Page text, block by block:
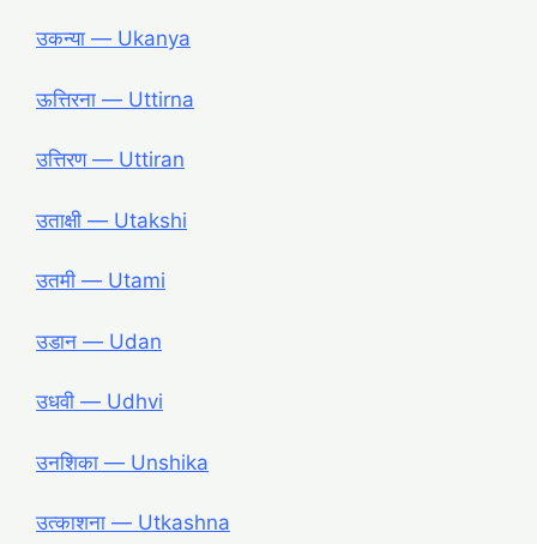
उकन्या ― Ukanya
ऊत्तिरना ― Uttirna
उत्तिरण ― Uttiran
उताक्षी ― Utakshi
उतमी ― Utami
उडान ― Udan
उधवी ― Udhvi
उनशिका ― Unshika
उत्काशना ― Utkashna